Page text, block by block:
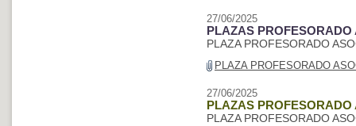
27/06/2025
PLAZAS
PLAZA PROFESORADO
PLAZA PROFESORADO
27/06/2025
PLAZAS
PLAZA PROFESORADO